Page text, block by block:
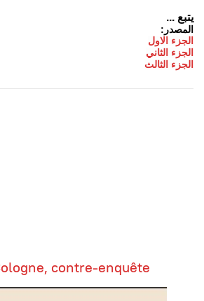
... يتبع
:المصدر
الجزء الاول
الجزء الثاني
الجزء الثالث
contre-enquête